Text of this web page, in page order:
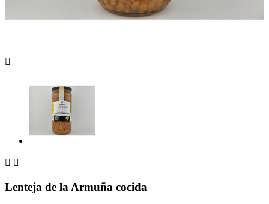

 
Lenteja de la Armuña cocida